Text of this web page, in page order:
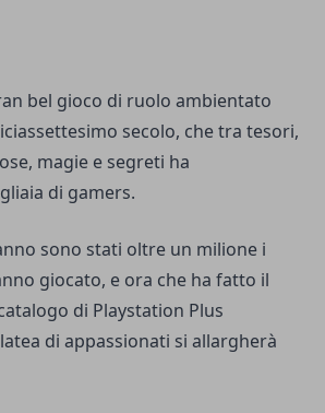
bel gioco di ruolo ambientato
secolo, che tra tesori,
magie e segreti ha
di gamers.
sono stati oltre un milione i
giocato, e ora che ha fatto il
di Playstation Plus
di appassionati si allargherà